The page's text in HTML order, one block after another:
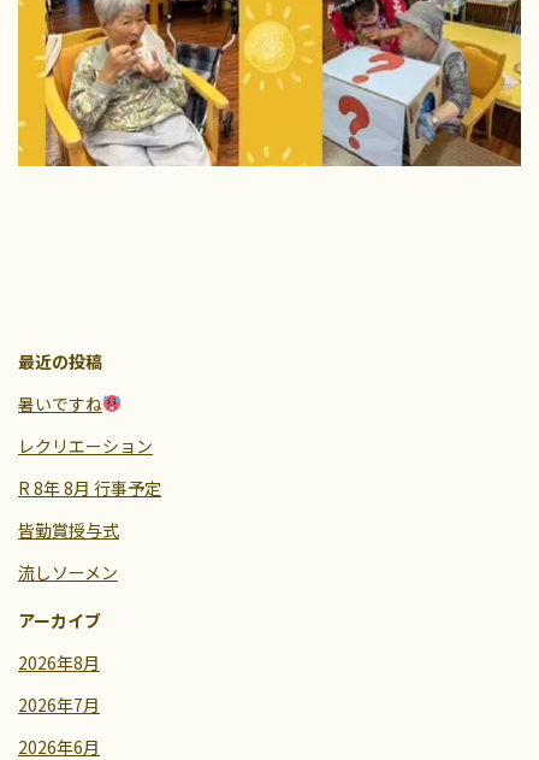
最近の投稿
暑いですね
レクリエーション
R 8年 8月 行事予定
皆勤賞授与式
流しソーメン
アーカイブ
2026年8月
2026年7月
2026年6月